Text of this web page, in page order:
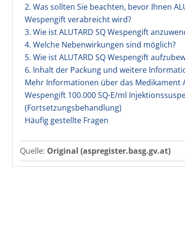
2. Was sollten Sie beachten, bevor Ihnen
Wespengift verabreicht wird?
3. Wie ist ALUTARD SQ Wespengift
4. Welche Nebenwirkungen sind möglich?
5. Wie ist ALUTARD SQ Wespengift
6. Inhalt der Packung und weitere
Mehr Informationen über das Medikament
Wespengift 100.000 SQ-E/ml
(Fortsetzungsbehandlung)
Häufig gestellte Fragen
Quelle: Original (aspregister.basg.gv.at)